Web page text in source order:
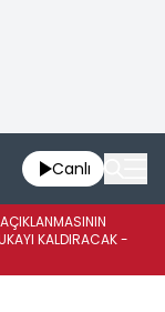
Canlı
KALDIRACAK -